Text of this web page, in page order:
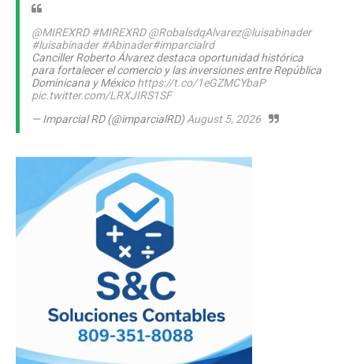
@MIREXRD #MIREXRD @RobalsdqAlvarez@luisabinader
#luisabinader #Abinader#imparcialrd
Canciller Roberto Álvarez destaca oportunidad histórica
para fortalecer el comercio y las inversiones entre República
Dominicana y Méxicohttps://t.co/1eGZMCYbaP
pic.twitter.com/LRXJIRS1SF
— Imparcial RD (@imparcialRD)August 5, 2026